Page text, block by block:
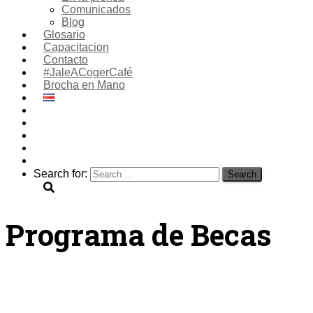
Comunicados
Blog
Glosario
Capacitacion
Contacto
#JaleACogerCafé
Brocha en Mano
Search for:
Programa de Becas